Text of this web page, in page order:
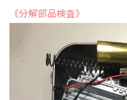
《分解部品検査》